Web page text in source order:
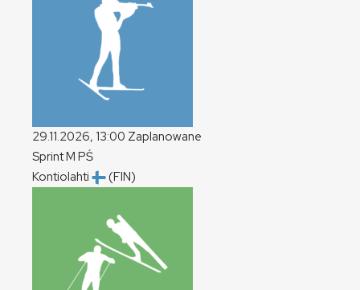
29.11.2026, 13:00 Zaplanowane
SprintM PŚ
Kontiolahti
(FIN)